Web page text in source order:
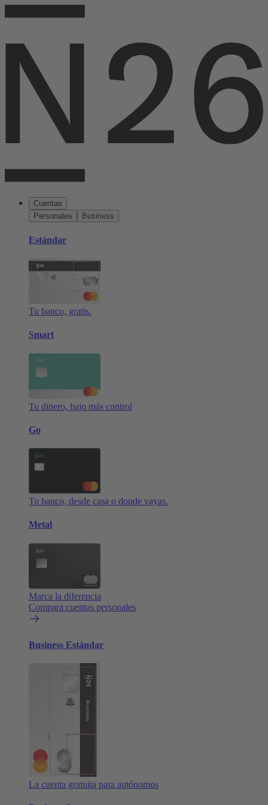
Cuentas
Personales
Business
Estándar
Tu banco, gratis.
Smart
Tu dinero, bajo más control
Go
Tu banco, desde casa o donde vayas.
Metal
Marca la diferencia
Compara cuentas personales
Business Estándar
La cuenta gratuita para autónomos